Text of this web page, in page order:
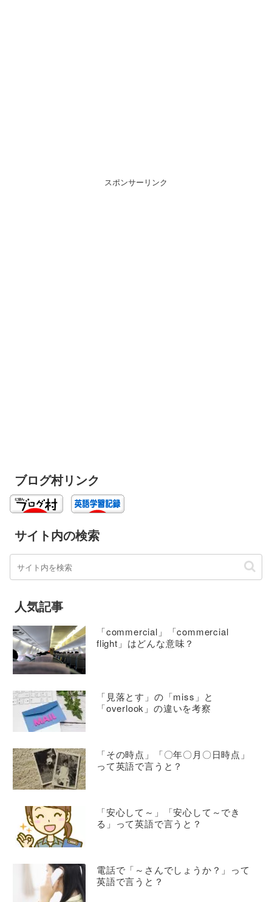
スポンサーリンク
ブログ村リンク
サイト内の検索
人気記事
「commercial」「commercial
flight」はどんな意味？
「見落とす」の「miss」と
「overlook」の違いを考察
「その時点」「〇年〇月〇日時点」
って英語で言うと？
「安心して～」「安心して～でき
る」って英語で言うと？
電話で「～さんでしょうか？」って
英語で言うと？